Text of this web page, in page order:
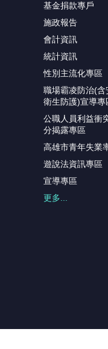
基金捐款專戶
施政報告
會計資訊
統計資訊
性別主流化專區
職場霸凌防治(含
衛生防護)宣導專
公職人員利益衝
分揭露專區
高雄市青年失業
遊說法資訊專區
宣導專區
更多...